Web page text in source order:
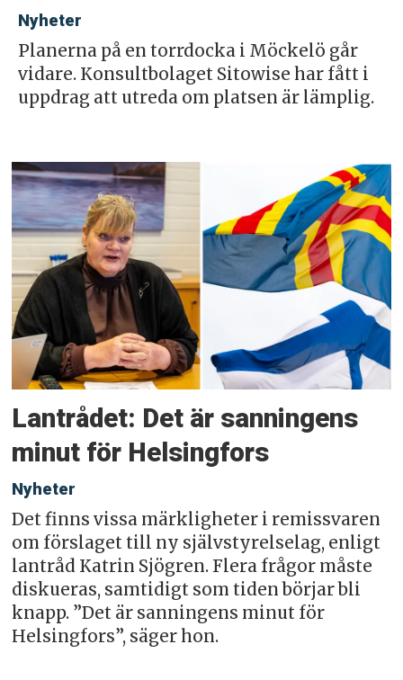
Nyheter
Planerna på en torrdocka i Möckelö går
vidare. Konsultbolaget Sitowise har fått i
uppdrag att utreda om platsen är lämplig.
Lantrådet: Det är sanningens
minut för Helsingfors
Nyheter
Det finns vissa märkligheter i remissvaren
om förslaget till ny självstyrelselag, enligt
lantråd Katrin Sjögren. Flera frågor måste
diskueras, samtidigt som tiden börjar bli
knapp. ”Det är sanningens minut för
Helsingfors”, säger hon.